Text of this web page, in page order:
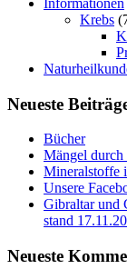
Informationen
Krebs
Neueste
Bücher
Mängel
Mineralstoffe
Unsere
Gibraltar und
stand
Neueste